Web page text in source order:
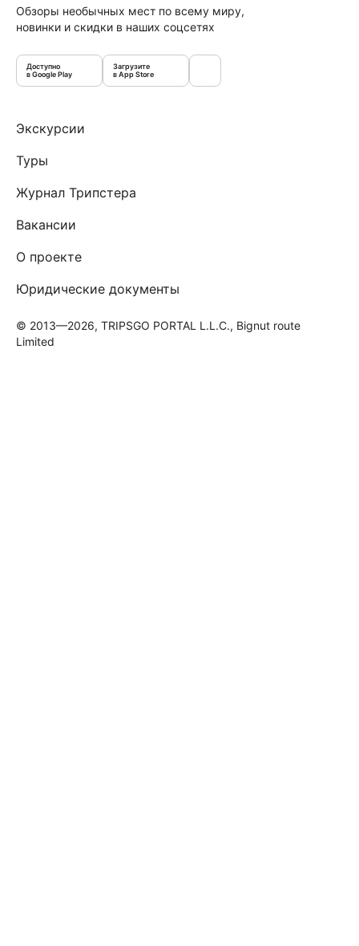
Обзоры необычных мест по всему миру,
новинки и скидки в наших соцсетях
Доступно
в Google Play
Загрузите
в App Store
Экскурсии
Туры
Журнал Трипстера
Вакансии
О проекте
Юридические документы
© 2013—2026, TRIPSGO PORTAL L.L.C., Bignut route
Limited